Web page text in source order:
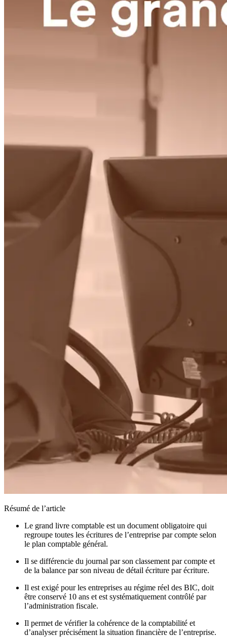
Résumé de l’article
Le grand livre comptable est un document obligatoire qui
regroupe toutes les écritures de l’entreprise par compte selon
le plan comptable général.
Il se différencie du journal par son classement par compte et
de la balance par son niveau de détail écriture par écriture.
Il est exigé pour les entreprises au régime réel des BIC, doit
être conservé 10 ans et est systématiquement contrôlé par
l’administration fiscale.
Il permet de vérifier la cohérence de la comptabilité et
d’analyser précisément la situation financière de l’entreprise.